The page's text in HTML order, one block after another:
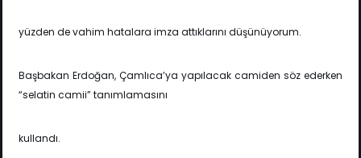
yüzden de vahim hatalara imza attıklarını düşünüyorum.
Başbakan Erdoğan, Çamlıca’ya yapılacak camiden söz ederken
“selatin camii” tanımlamasını
kullandı.